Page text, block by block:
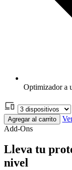
Optimizador a
Agregar al carrito
Add-Ons
Lleva tu
nivel